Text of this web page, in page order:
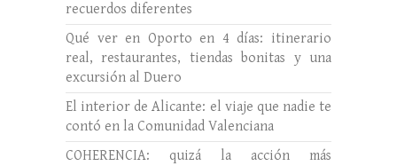
recuerdos diferentes
Qué ver en Oporto en 4 días: itinerario
real, restaurantes, tiendas bonitas y una
excursión al Duero
El interior de Alicante: el viaje que nadie te
contó en la Comunidad Valenciana
COHERENCIA: quizá la acción más